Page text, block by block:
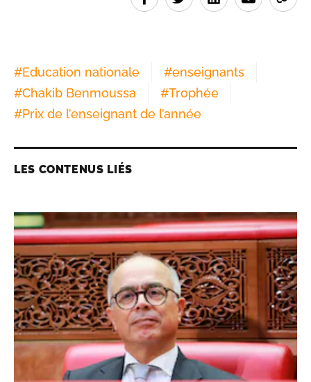
#Education nationale #enseignants
#Chakib Benmoussa #Trophée
#Prix de l’enseignant de l’année
LES CONTENUS LIÉS